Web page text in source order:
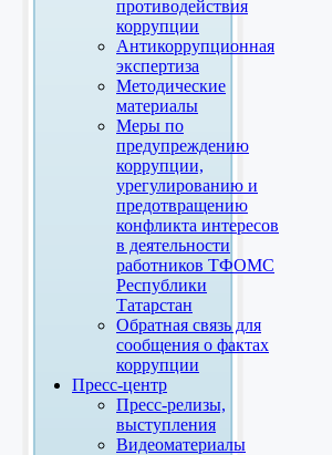
противодействия
коррупции
Антикоррупционная
экспертиза
Методические
материалы
Меры по
предупреждению
коррупции,
урегулированию и
предотвращению
конфликта интересов
в деятельности
работников ТФОМС
Республики
Татарстан
Обратная связь для
сообщения о фактах
коррупции
Пресс-центр
Пресс-релизы,
выступления
Видеоматериалы